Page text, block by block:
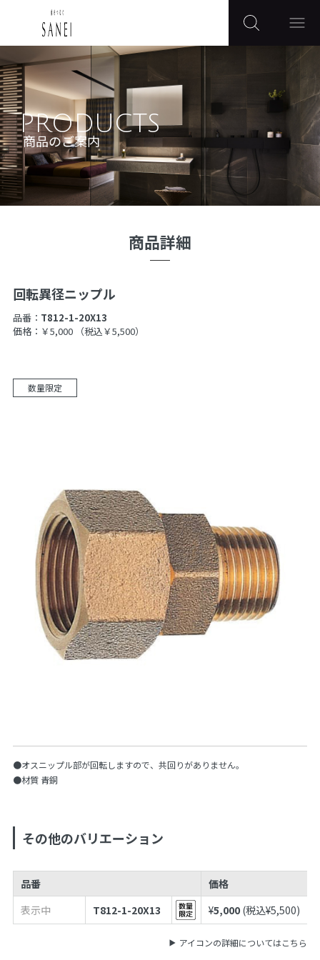
PRODUCTS
商品のご案内
商品詳細
回転異径ニップル
品番： T812-1-20X13
価格：￥5,000
（税込￥5,500）
数量限定
●オスニップル部が回転しますので、共回りがありません。
●材質 青銅
その他のバリエーション
品番 価格
表示中
T812-1-20X13 ¥5,000 (税込¥5,500)
アイコンの詳細についてはこちら